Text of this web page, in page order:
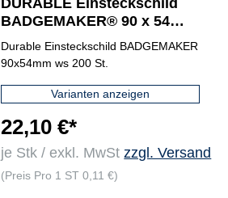
DURABLE Einsteckschild
BADGEMAKER® 90 x 54
mm (B x H)
Durable Einsteckschild BADGEMAKER
90x54mm ws 200 St.
Varianten anzeigen
22,10 €*
je Stk / exkl. MwStzzgl. Versand
(Preis Pro 1 ST 0,11 €)